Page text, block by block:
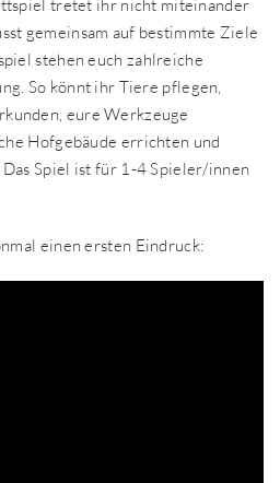
tretet ihr nicht miteinander
gemeinsam auf bestimmte Ziele
stehen euch zahlreiche
So könnt ihr Tiere pflegen,
eure Werkzeuge
Hofgebäude errichten und
Spiel ist für 1-4 Spieler/innen
einen ersten Eindruck: